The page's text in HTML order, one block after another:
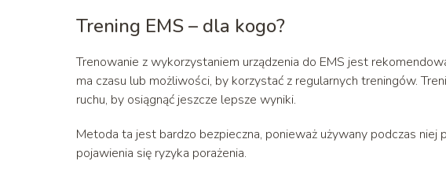
Trening EMS – dla kogo?
Trenowanie z wykorzystaniem urządzenia do EMS jest
ma czasu lub możliwości, by korzystać z regularnych treningów.
ruchu, by osiągnąć jeszcze lepsze wyniki.
Metoda ta jest bardzo bezpieczna, ponieważ używany podczas niej
pojawienia się ryzyka porażenia.